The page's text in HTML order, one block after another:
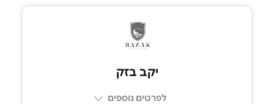
יקב בזק
לפרטים נוספים